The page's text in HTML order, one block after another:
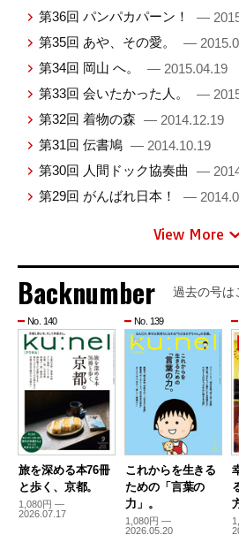
第36回 パンパカパーン！
—
第35回 あや、その愛。
—
第34回 岡山 へ。
— 2015.04.19
第33回 会いたかった人。
—
第32回 着物の森 — 2014.12.19
第31回 伝書鳩 — 2014.10.19
第30回 人間ドック協奏曲
—
第29回 がんばれ日本！
—
View More
Backnumber 過去の号は
No. 140
旅を深める本76冊
と歩く、京都。
1,080円 —
2026.07.17
No. 139
これからを生きる
ための「言葉の
力」。
1,080円 —
2026.05.20